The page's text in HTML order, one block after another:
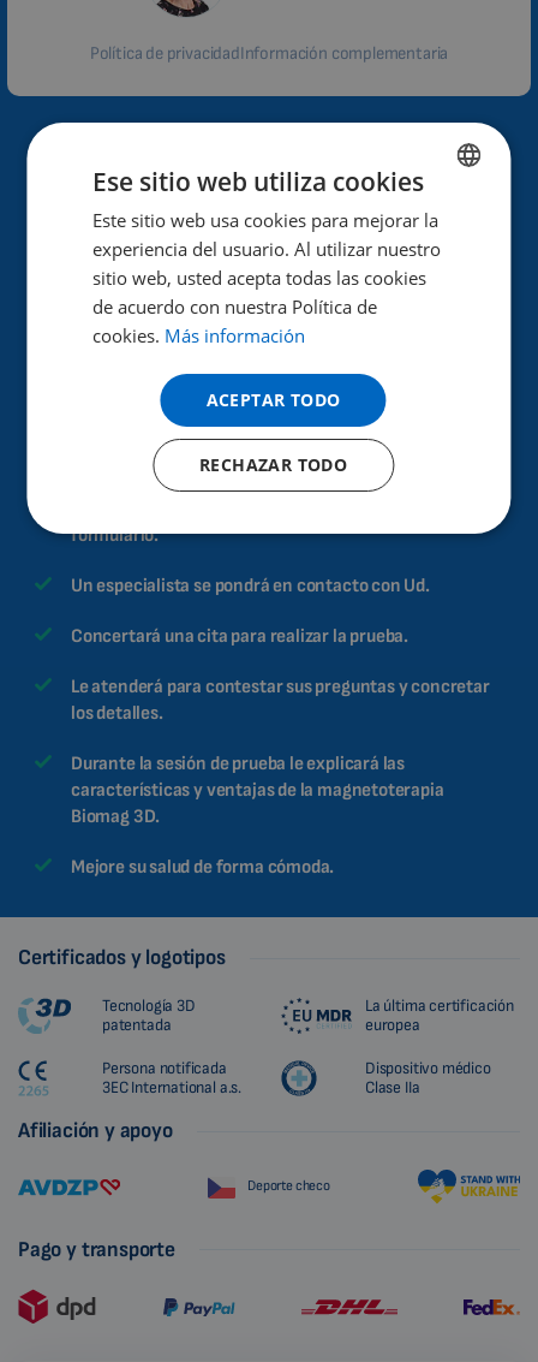
Política de privacidadInformación complementaria
Alto rendimiento y eficacia de los efectos terapéuticos.
Ayuda a mejorar la salud.
Ya en 40 países de todo el mundo.
Más de 100 000 clientes satisfechos.
¿Cómo se realiza la prueba?
formulario.
Un especialista se pondrá en contacto con Ud.
Concertará una cita para realizar la prueba.
Le atenderá para contestar sus preguntas y concretar
los detalles.
Durante la sesión de prueba le explicará las
características y ventajas de la magnetoterapia
Biomag 3D.
Mejore su salud de forma cómoda.
Certificados y logotipos
Tecnología 3D
patentada
La última certificación
europea
Persona notificada
3EC International a.s.
Dispositivo médico
Clase IIa
Afiliación y apoyo
Deporte checo
Pago y transporte
ENGLISH
DUTCH
GERMAN
SPANISH
FRENCH
CATALAN
HINDI
CHINESE (TRADITIONAL)
Ese sitio web utiliza cookies
Este sitio web usa cookies para mejorar la
experiencia del usuario. Al utilizar nuestro
sitio web, usted acepta todas las cookies
de acuerdo con nuestra Política de
cookies. Más información
ACEPTAR TODO
RECHAZAR TODO